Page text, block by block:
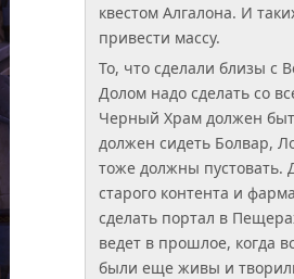
квестом Алгалона. И
привести массу.
То, что сделали близы с
Долом надо сделать со
Черный Храм должен
должен сидеть Болвар,
тоже должны пустовать.
старого контента и
сделать портал в
ведет в прошлое, когда
были еще живы и